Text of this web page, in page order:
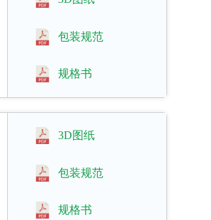
包装规范
规格书
3D图纸
包装规范
规格书